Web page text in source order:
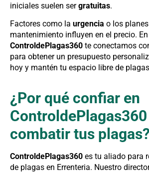
iniciales suelen sergratuitas.
Factores como la urgencia o los
mantenimiento influyen en el precio. En
ControldePlagas360 te conectamos
para obtener un presupuesto
hoy y mantén tu espacio libre de
¿Por qué confiar en
combatir tus plagas?
ControldePlagas360 es tu aliado para
de plagas en Errenteria. Nuestro